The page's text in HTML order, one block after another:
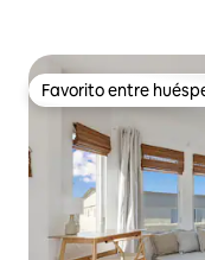
Favorito entre
Favorito entre